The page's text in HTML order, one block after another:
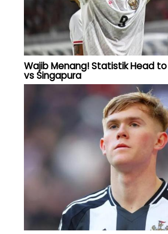
Wajib Menang! Statistik Head
vs Singapura